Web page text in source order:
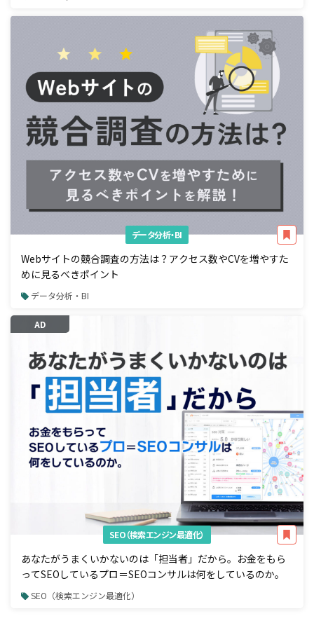
データ分析・BI
Webサイトの競合調査の方法は？アクセス数やCVを増やすた
めに見るべきポイント
データ分析・BI
AD
SEO（検索エンジン最適化）
あなたがうまくいかないのは「担当者」だから。お金をもら
ってSEOしているプロ＝SEOコンサルは何をしているのか。
SEO（検索エンジン最適化）